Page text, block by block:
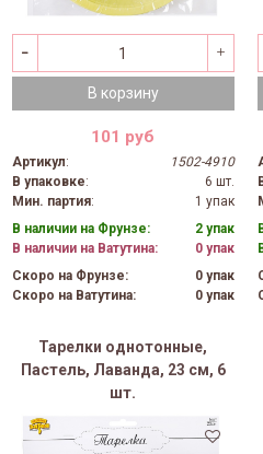
В корзину
101 руб
Артикул:
1502-4910
В упаковке:
6 шт.
Мин. партия:
1 упак
В наличии на Фрунзе:
2 упак
В наличии на Ватутина:
0 упак
Скоро на Фрунзе:
0 упак
Скоро на Ватутина:
0 упак
Тарелки однотонные,
Пастель, Лаванда, 23 см, 6
шт.